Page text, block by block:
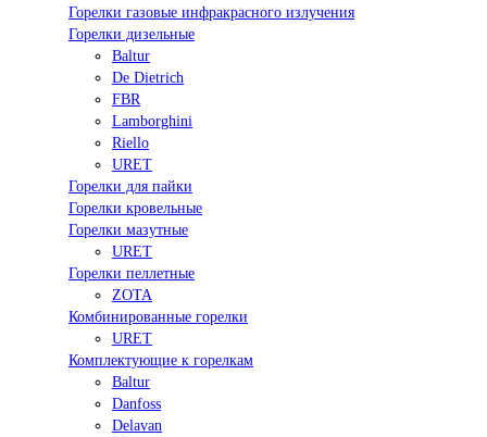
Горелки газовые инфракрасного излучения
Горелки дизельные
Baltur
De Dietrich
FBR
Lamborghini
Riello
URET
Горелки для пайки
Горелки кровельные
Горелки мазутные
URET
Горелки пеллетные
ZOTA
Комбинированные горелки
URET
Комплектующие к горелкам
Baltur
Danfoss
Delavan